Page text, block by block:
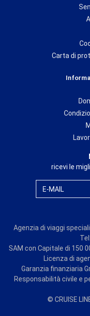
Carta di
ricevi le
E-MAIL
Agenzia di viaggi
SAM con Capitale di 150
Licenza di
Garanzia finanziaria
Responsabilità civile e
© CRUISE